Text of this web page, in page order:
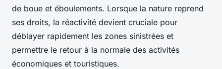
de boue et éboulements. Lorsque la nature reprend
ses droits, la réactivité devient cruciale pour
déblayer rapidement les zones sinistrées et
permettre le retour à la normale des activités
économiques et touristiques.